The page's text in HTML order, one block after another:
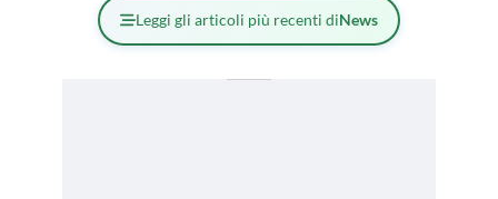
Leggi gli articoli più recenti diNews